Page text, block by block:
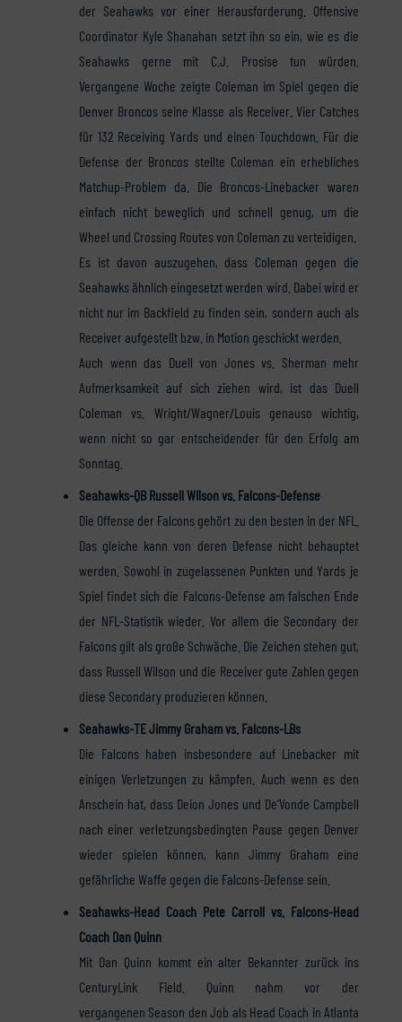
der Seahawks vor einer Herausforderung. Offensive
Coordinator Kyle Shanahan setzt ihn so ein, wie es die
Seahawks gerne mit C.J. Prosise tun würden.
Vergangene Woche zeigte Coleman im Spiel gegen die
Denver Broncos seine Klasse als Receiver. Vier Catches
für 132 Receiving Yards und einen Touchdown. Für die
Defense der Broncos stellte Coleman ein erhebliches
Matchup-Problem da. Die Broncos-Linebacker waren
einfach nicht beweglich und schnell genug, um die
Wheel und Crossing Routes von Coleman zu verteidigen.
Es ist davon auszugehen, dass Coleman gegen die
Seahawks ähnlich eingesetzt werden wird. Dabei wird er
nicht nur im Backfield zu finden sein, sondern auch als
Receiver aufgestellt bzw. in Motion geschickt werden.
Auch wenn das Duell von Jones vs. Sherman mehr
Aufmerksamkeit auf sich ziehen wird, ist das Duell
Coleman vs. Wright/Wagner/Louis genauso wichtig,
wenn nicht so gar entscheidender für den Erfolg am
Sonntag.
Seahawks-QB Russell Wilson vs. Falcons-Defense
Die Offense der Falcons gehört zu den besten in der NFL.
Das gleiche kann von deren Defense nicht behauptet
werden. Sowohl in zugelassenen Punkten und Yards je
Spiel findet sich die Falcons-Defense am falschen Ende
der NFL-Statistik wieder. Vor allem die Secondary der
Falcons gilt als große Schwäche. Die Zeichen stehen gut,
dass Russell Wilson und die Receiver gute Zahlen gegen
diese Secondary produzieren können.
Seahawks-TE Jimmy Graham vs. Falcons-LBs
Die Falcons haben insbesondere auf Linebacker mit
einigen Verletzungen zu kämpfen. Auch wenn es den
Anschein hat, dass Deion Jones und De’Vonde Campbell
nach einer verletzungsbedingten Pause gegen Denver
wieder spielen können, kann Jimmy Graham eine
gefährliche Waffe gegen die Falcons-Defense sein.
Seahawks-Head Coach Pete Carroll vs. Falcons-Head
Coach Dan Quinn
Mit Dan Quinn kommt ein alter Bekannter zurück ins
CenturyLink Field. Quinn nahm vor der
vergangenen Season den Job als Head Coach in Atlanta